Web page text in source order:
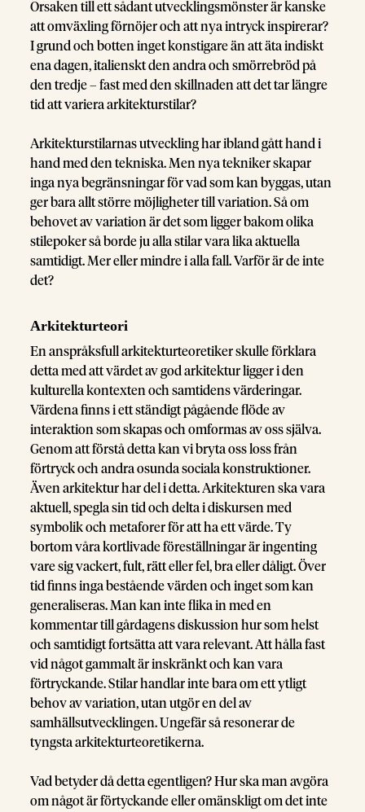
Orsaken till ett sådant utvecklingsmönster är kanske
att omväxling förnöjer och att nya intryck inspirerar?
I grund och botten inget konstigare än att äta indiskt
ena dagen, italienskt den andra och smörrebröd på
den tredje – fast med den skillnaden att det tar längre
tid att variera arkitekturstilar?
Arkitekturstilarnas utveckling har ibland gått hand i
hand med den tekniska. Men nya tekniker skapar
inga nya begränsningar för vad som kan byggas, utan
ger bara allt större möjligheter till variation. Så om
behovet av variation är det som ligger bakom olika
stilepoker så borde ju alla stilar vara lika aktuella
samtidigt. Mer eller mindre i alla fall. Varför är de inte
det?
Arkitekturteori
En anspråksfull arkitekturteoretiker skulle förklara
detta med att värdet av god arkitektur ligger i den
kulturella kontexten och samtidens värderingar.
Värdena finns i ett ständigt pågående flöde av
interaktion som skapas och omformas av oss själva.
Genom att förstå detta kan vi bryta oss loss från
förtryck och andra osunda sociala konstruktioner.
Även arkitektur har del i detta. Arkitekturen ska vara
aktuell, spegla sin tid och delta i diskursen med
symbolik och metaforer för att ha ett värde. Ty
bortom våra kortlivade föreställningar är ingenting
vare sig vackert, fult, rätt eller fel, bra eller dåligt. Över
tid finns inga bestående värden och inget som kan
generaliseras. Man kan inte flika in med en
kommentar till gårdagens diskussion hur som helst
och samtidigt fortsätta att vara relevant. Att hålla fast
vid något gammalt är inskränkt och kan vara
förtryckande. Stilar handlar inte bara om ett ytligt
behov av variation, utan utgör en del av
samhällsutvecklingen. Ungefär så resonerar de
tyngsta arkitekturteoretikerna.
Vad betyder då detta egentligen? Hur ska man avgöra
om något är förtyckande eller omänskligt om det inte